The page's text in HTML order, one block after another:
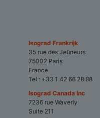
Isograd Frankrijk
35 rue des Jeûneurs
75002 Paris
France
Tel : +33 1 42 66 28 88
Isograd Canada Inc
7236 rue Waverly
Suite 211